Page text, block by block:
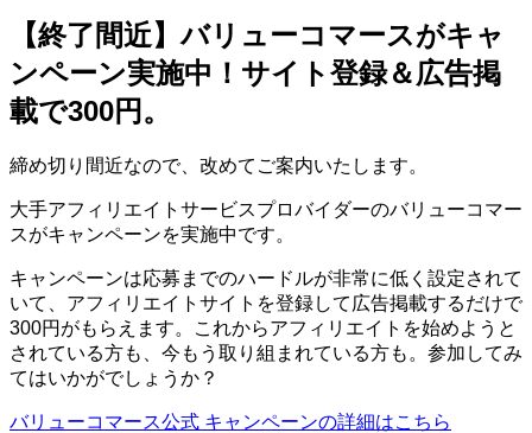
【終了間近】バリューコマースがキャ
ンペーン実施中！サイト登録＆広告掲
載で300円。
締め切り間近なので、改めてご案内いたします。
大手アフィリエイトサービスプロバイダーのバリューコマー
スがキャンペーンを実施中です。
キャンペーンは応募までのハードルが非常に低く設定されて
いて、アフィリエイトサイトを登録して広告掲載するだけで
300円がもらえます。これからアフィリエイトを始めようと
されている方も、今もう取り組まれている方も。参加してみ
てはいかがでしょうか？
バリューコマース公式 キャンペーンの詳細はこちら